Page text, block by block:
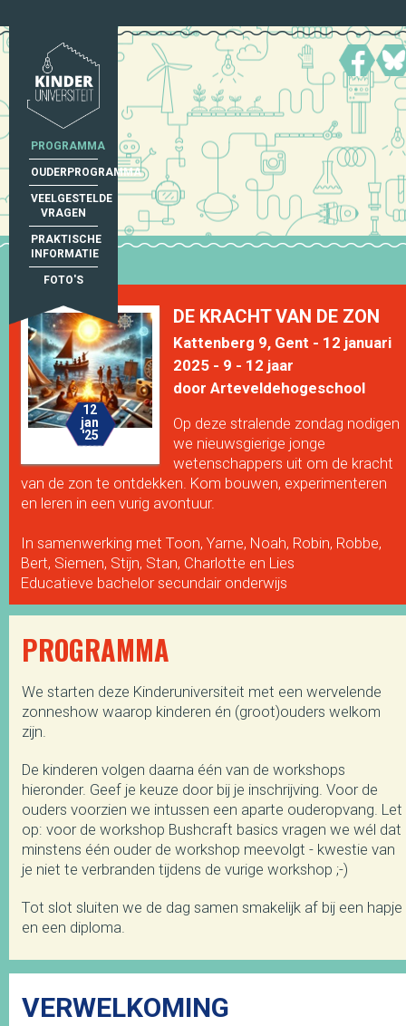
PROGRAMMA
OUDERPROGRAMMA
VEELGESTELDE
VRAGEN
PRAKTISCHE
INFORMATIE
FOTO'S
12
jan
'25
DE KRACHT VAN DE ZON
Kattenberg 9, Gent - 12 januari
2025 - 9 - 12 jaar
door Arteveldehogeschool
Op deze stralende zondag nodigen
we nieuwsgierige jonge
wetenschappers uit om de kracht
van de zon te ontdekken. Kom bouwen, experimenteren
en leren in een vurig avontuur.
In samenwerking met Toon, Yarne, Noah, Robin, Robbe,
Bert, Siemen, Stijn, Stan, Charlotte en Lies
Educatieve bachelor secundair onderwijs
PROGRAMMA
We starten deze Kinderuniversiteit met een wervelende
zonneshow waarop kinderen én (groot)ouders welkom
zijn.
De kinderen volgen daarna één van de workshops
hieronder. Geef je keuze door bij je inschrijving. Voor de
ouders voorzien we intussen een aparte ouderopvang. Let
op: voor de workshop Bushcraft basics vragen we wél dat
minstens één ouder de workshop meevolgt - kwestie van
je niet te verbranden tijdens de vurige workshop ;-)
Tot slot sluiten we de dag samen smakelijk af bij een hapje
en een diploma.
VERWELKOMING